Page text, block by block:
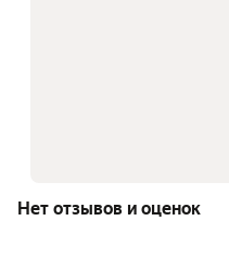
Нет отзывов и оценок